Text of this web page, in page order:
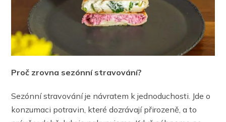
Proč zrovna sezónní stravování?
Sezónní stravování je návratem k jednoduchosti. Jde o
konzumaci potravin, které dozrávají přirozeně, a to